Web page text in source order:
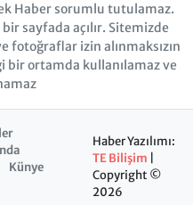
Haber sorumlu tutulamaz.
sayfada açılır. Sitemizde
fotoğraflar izin alınmaksızın
bir ortamda kullanılamaz ve
Künye
Haber Yazılımı:
TE Bilişim
Copyright ©
2026